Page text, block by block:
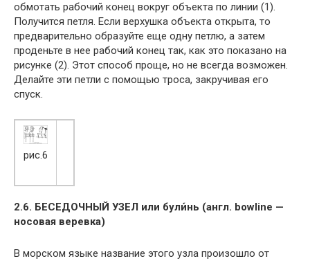
обмотать рабочий конец вокруг объекта по линии (1).
Получится петля. Если верхушка объекта открыта, то
предварительно образуйте еще одну петлю, а затем
проденьте в нее рабочий конец так, как это показано на
рисунке (2). Этот способ проще, но не всегда возможен.
Делайте эти петли с помощью троса, закручивая его
спуск.
рис.6
2.6. БЕСЕДОЧНЫЙ УЗЕЛ или були́нь (англ. bowline —
носовая веревка)
В морском языке название этого узла произошло от